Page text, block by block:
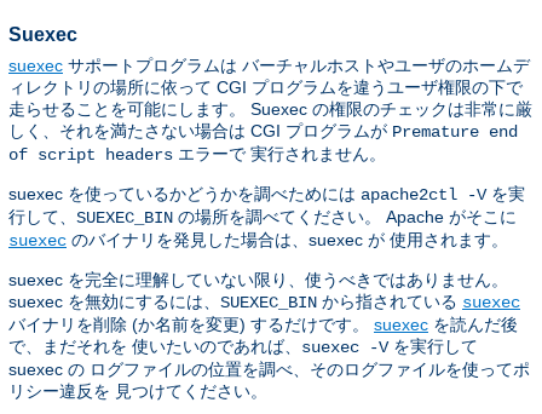
Suexec
suexec サポートプログラムは バーチャルホストやユーザのホームデ
ィレクトリの場所に依って CGI プログラムを違うユーザ権限の下で
走らせることを可能にします。 Suexec の権限のチェックは非常に厳
しく、それを満たさない場合は CGI プログラムが Premature end
of script headers エラーで 実行されません。
suexec を使っているかどうかを調べためには apache2ctl -Vを実
行して、 SUEXEC_BIN の場所を調べてください。 Apache がそこに
suexec のバイナリを発見した場合は、suexec が 使用されます。
suexec を完全に理解していない限り、使うべきではありません。
suexec を無効にするには、 SUEXEC_BIN から指されている suexec
バイナリを削除 (か名前を変更) するだけです。 suexec を読んだ後
で、まだそれを 使いたいのであれば、 suexec -Vを実行して
suexec の ログファイルの位置を調べ、そのログファイルを使ってポ
リシー違反を 見つけてください。